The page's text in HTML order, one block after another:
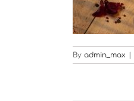
By admin_max |